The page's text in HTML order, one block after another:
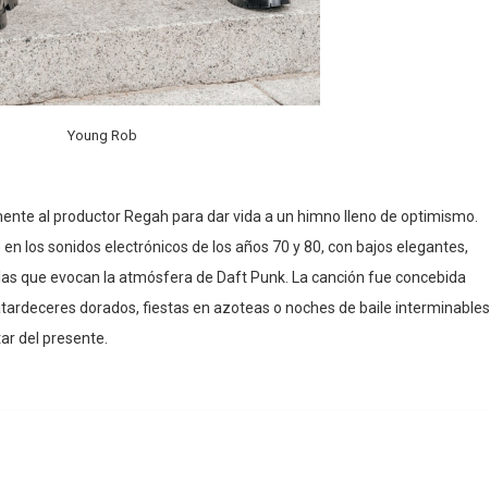
Young Rob
al productor Regah para dar vida a un himno lleno de optimismo.
los sonidos electrónicos de los años 70 y 80, con bajos elegantes,
que evocan la atmósfera de Daft Punk. La canción fue concebida
dorados, fiestas en azoteas o noches de baile interminables,
del presente.